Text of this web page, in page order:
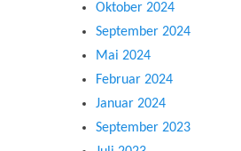
Oktober 2024
September 2024
Mai 2024
Februar 2024
Januar 2024
September 2023